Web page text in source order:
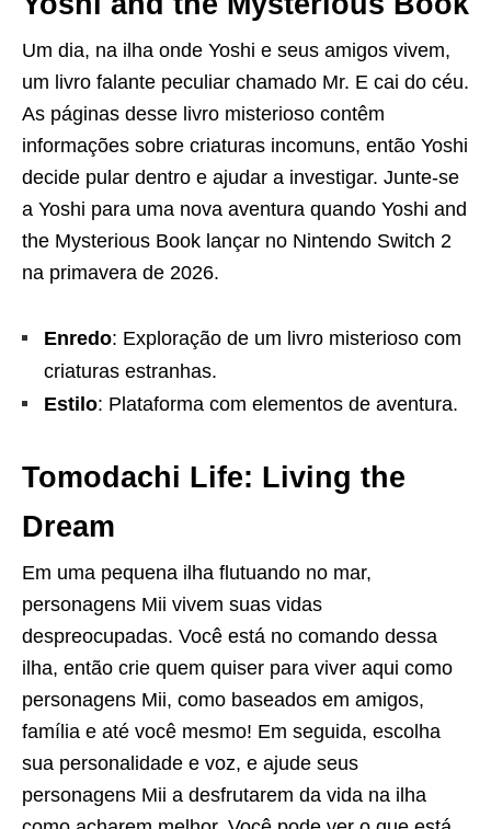
Um dia, na ilha onde Yoshi e seus amigos vivem,
um livro falante peculiar chamado Mr. E cai do céu.
As páginas desse livro misterioso contêm
informações sobre criaturas incomuns, então Yoshi
decide pular dentro e ajudar a investigar. Junte-se
a Yoshi para uma nova aventura quando Yoshi and
the Mysterious Book lançar no Nintendo Switch 2
na primavera de 2026.
Enredo: Exploração de um livro misterioso com
criaturas estranhas.
Estilo: Plataforma com elementos de aventura.
Tomodachi Life: Living the
Dream
Em uma pequena ilha flutuando no mar,
personagens Mii vivem suas vidas
despreocupadas. Você está no comando dessa
ilha, então crie quem quiser para viver aqui como
personagens Mii, como baseados em amigos,
família e até você mesmo! Em seguida, escolha
sua personalidade e voz, e ajude seus
personagens Mii a desfrutarem da vida na ilha